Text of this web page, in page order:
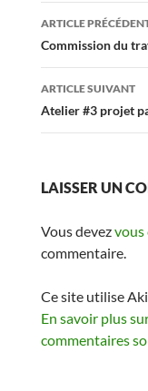
des
articles
ARTICLE
Commission du
ARTICLE SUIVANT
Atelier #3 projet
LAISSER UN
Vous devezvous
commentaire.
Ce site utilise
En savoir plus
commentaires